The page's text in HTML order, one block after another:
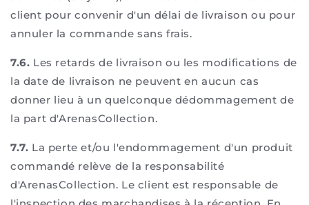
client pour convenir d'un délai de livraison ou pour
annuler la commande sans frais.
7.6. Les retards de livraison ou les modifications de
la date de livraison ne peuvent en aucun cas
donner lieu à un quelconque dédommagement de
la part d'ArenasCollection.
7.7. La perte et/ou l'endommagement d'un produit
commandé relève de la responsabilité
d'ArenasCollection. Le client est responsable de